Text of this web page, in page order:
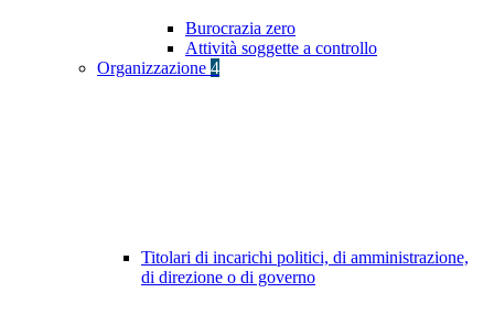
Burocrazia zero
Attività soggette a controllo
Organizzazione 4
Titolari di incarichi politici, di amministrazione,
di direzione o di governo